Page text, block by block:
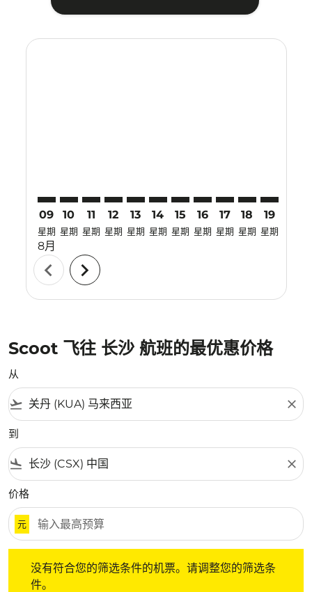
09
星期
8月
10
星期
11
星期
12
星期
13
星期
14
星期
15
星期
16
星期
17
星期
18
星期
19
星期
chevron_left chevron_right
Scoot 飞往 长沙 航班的最优惠价格
从
flight_takeoff close
到
flight_land close
价格
元
没有符合您的筛选条件的机票。请调整您的筛选条
件。